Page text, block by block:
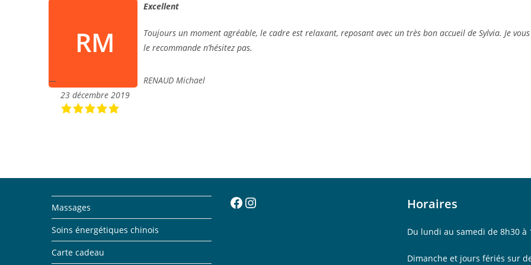
Excellent
Toujours un moment agréable, le cadre est relaxant, reposant avec un très bon accueil de Sylvia. Je vous
le recommande n’hésitez pas.
RENAUD Michael
23 décembre 2019
Massages
Soins énergétiques chinois
Carte cadeau
FacebookInstagram Horaires
Du lundi au samedi de 8h30 à
Dimanche et jours fériés sur